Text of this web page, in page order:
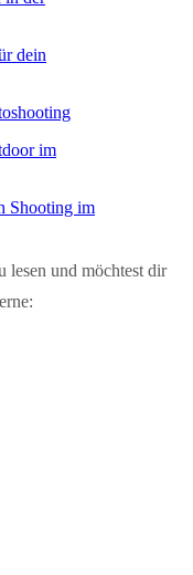
dein
im
Shooting im
lesen und möchtest dir